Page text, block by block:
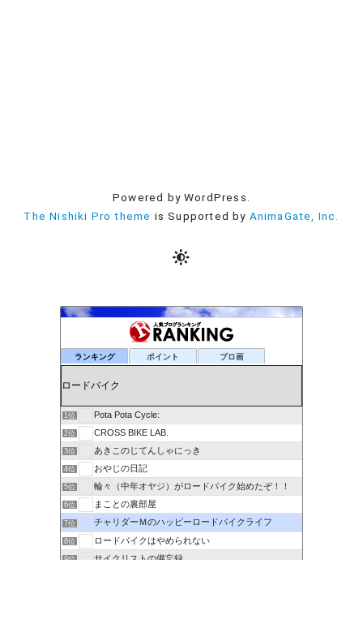
Powered by WordPress.
The Nishiki Pro theme is Supported by AnimaGate, Inc.
ランキング ポイント ブロ画
1位 Pota Pota Cycle:
2位 CROSS BIKE LAB.
3位 あきこのじてんしゃにっき
4位 おやじの日記
5位 輪々（中年オヤジ）がロードバイク始めたぞ！！
6位 まことの裏部屋
7位 チャリダーＭのハッピーロードバイクライフ
8位 ロードバイクはやめられない
9位 サイクリストの備忘録